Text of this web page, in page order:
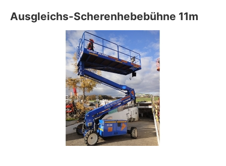
Ausgleichs-Scherenhebebühne 11m